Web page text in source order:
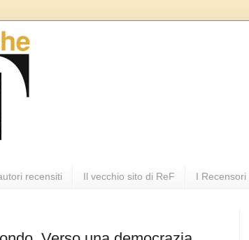
recensiti Il vecchio sito di ReF I Recensori